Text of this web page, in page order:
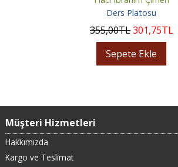
Ders Platosu
355,00TL301,75TL
Sepete Ekle
Müşteri Hizmetleri
Hakkımızda
Kargo ve Teslimat